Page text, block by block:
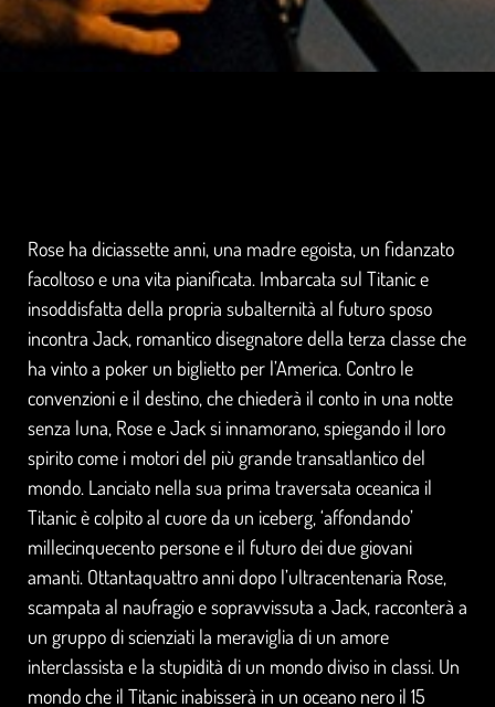
Rose ha diciassette anni, una madre egoista, un fidanzato
facoltoso e una vita pianificata. Imbarcata sul Titanic e
insoddisfatta della propria subalternità al futuro sposo
incontra Jack, romantico disegnatore della terza classe che
ha vinto a poker un biglietto per l’America. Contro le
convenzioni e il destino, che chiederà il conto in una notte
senza luna, Rose e Jack si innamorano, spiegando il loro
spirito come i motori del più grande transatlantico del
mondo. Lanciato nella sua prima traversata oceanica il
Titanic è colpito al cuore da un iceberg, ‘affondando’
millecinquecento persone e il futuro dei due giovani
amanti. Ottantaquattro anni dopo l’ultracentenaria Rose,
scampata al naufragio e sopravvissuta a Jack, racconterà a
un gruppo di scienziati la meraviglia di un amore
interclassista e la stupidità di un mondo diviso in classi. Un
mondo che il Titanic inabisserà in un oceano nero il 15